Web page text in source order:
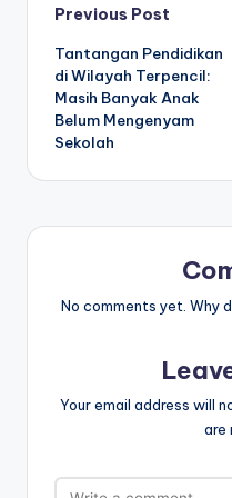
Post
navigation
Previous Post
Tantangan Pendidikan
di Wilayah Terpencil:
Masih Banyak Anak
Belum Mengenyam
Sekolah
No comments yet. Why
Your email address will
are